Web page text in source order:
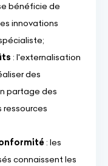
bénéficie de
innovations
: l'externalisation
des
partage des
: les
connaissent les